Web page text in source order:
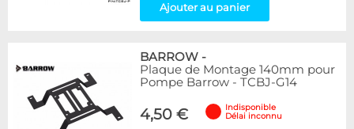
Ajouter au panier
BARROW -
Plaque de Montage 140mm pour
Pompe Barrow - TCBJ-G14
4,50 €
Indisponible
Délai inconnu